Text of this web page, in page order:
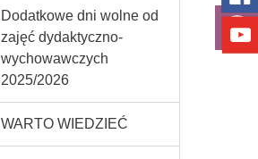
Dodatkowe dni wolne od
zajęć dydaktyczno-
wychowawczych
2025/2026
WARTO WIEDZIEĆ